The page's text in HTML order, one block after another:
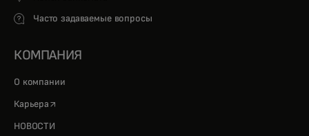
Часто задаваемые вопросы
КОМПАНИЯ
О компании
Карьера opens in a new tab
НОВОСТИ